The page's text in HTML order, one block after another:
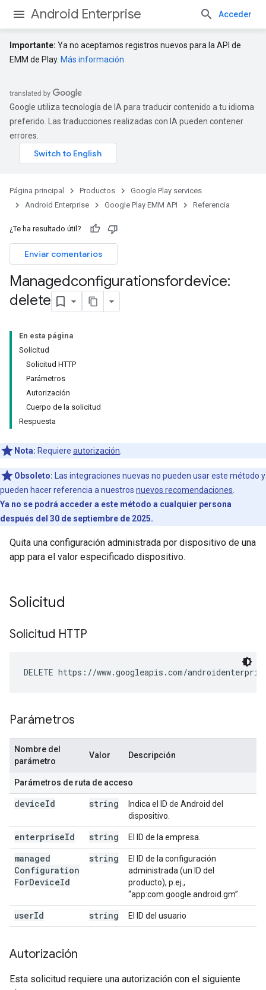
Android Enterprise Acceder
Importante: Ya no aceptamos registros nuevos para la API de
EMM de Play. Más información
Google utiliza tecnología de IA para traducir contenido a tu idioma
preferido. Las traducciones realizadas con IA pueden contener
errores.
Página principal Productos
Google Play services
Android Enterprise
Google Play EMM API Referencia
¿Te ha resultado útil?
Enviar comentarios
Managedconfigurationsfordevice:
delete
En esta página
Solicitud
Solicitud HTTP
Parámetros
Autorización
Cuerpo de la solicitud
Respuesta
Nota: Requiere autorización
Obsoleto: Las integraciones nuevas no pueden usar este método y
pueden hacer referencia a nuestros nuevos recomendaciones
Ya no se podrá acceder a este método a cualquier persona
después del 30 de septiembre de 2025.
Quita una configuración administrada por dispositivo de una
app para el valor especificado dispositivo.
Solicitud
Solicitud HTTP
DELETE https://www.googleapis.com/
Parámetros
Nombre del
parámetro
Valor Descripción
Parámetros de ruta de acceso
deviceId string
Indica el ID de Android del
dispositivo.
enterpriseId string El ID de la empresa.
managed
Configuration
ForDeviceId
string
El ID de la configuración
administrada (un ID del
producto), p.ej.,
“app:com.google.android.gm”.
userId string El ID del usuario
Autorización
Esta solicitud requiere una autorización con el siguiente